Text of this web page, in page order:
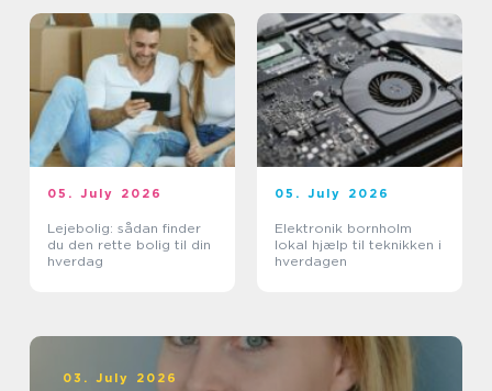
05. July 2026
Lejebolig: sådan finder
du den rette bolig til din
hverdag
05. July 2026
Elektronik bornholm
lokal hjælp til teknikken i
hverdagen
03. July 2026